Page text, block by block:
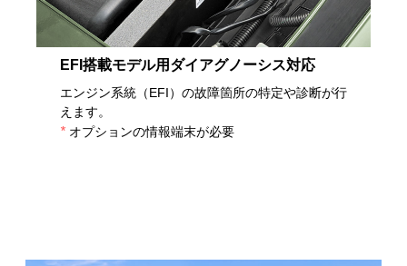
EFI搭載モデル用ダイアグノーシス対応
エンジン系統（EFI）の故障箇所の特定や診断が行
えます。
*オプションの情報端末が必要